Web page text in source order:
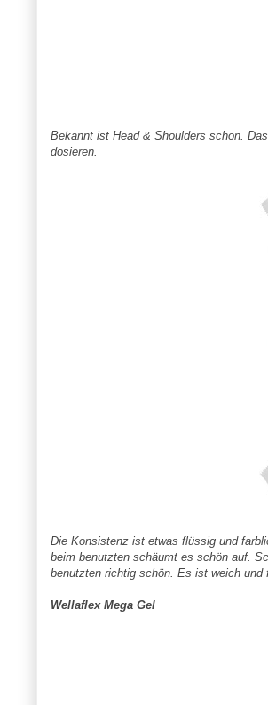
Bekannt ist Head & Shoulders schon.
dosieren.
Die Konsistenz ist etwas flüssig und
beim benutzten schäumt es schön auf.
benutzten richtig schön. Es ist weich und
Wellaflex Mega Gel